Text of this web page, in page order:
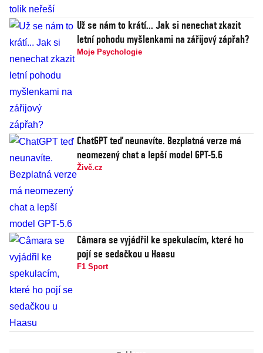
Už se nám to krátí... Jak si nenechat zkazit
letní pohodu myšlenkami na zářijový zápřah?
Moje Psychologie
ChatGPT teď neunavíte. Bezplatná verze má
neomezený chat a lepší model GPT-5.6
Živě.cz
Câmara se vyjádřil ke spekulacím, které ho
pojí se sedačkou u Haasu
F1 Sport